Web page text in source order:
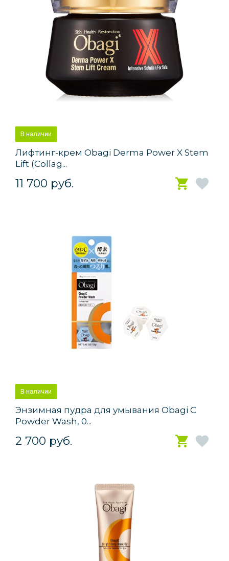
В наличии
Лифтинг-крем Obagi Derma Power X Stem
Lift (Collag...
11 700 руб.
В наличии
Энзимная пудра для умывания Obagi C
Powder Wash, 0...
2 700 руб.